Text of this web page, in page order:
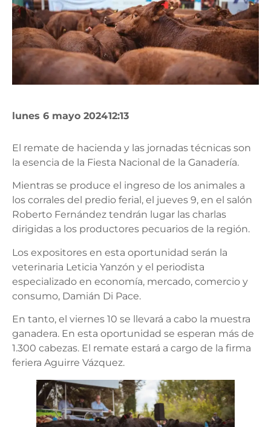
lunes 6 mayo 202412:13
El remate de hacienda y las jornadas técnicas son
la esencia de la Fiesta Nacional de la Ganadería.
Mientras se produce el ingreso de los animales a
los corrales del predio ferial, el jueves 9, en el salón
Roberto Fernández tendrán lugar las charlas
dirigidas a los productores pecuarios de la región.
Los expositores en esta oportunidad serán la
veterinaria Leticia Yanzón y el periodista
especializado en economía, mercado, comercio y
consumo, Damián Di Pace.
En tanto, el viernes 10 se llevará a cabo la muestra
ganadera. En esta oportunidad se esperan más de
1.300 cabezas. El remate estará a cargo de la firma
feriera Aguirre Vázquez.